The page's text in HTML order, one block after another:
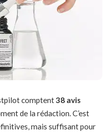
comptent38 avis
de la rédaction. C’est
mais suffisant pour